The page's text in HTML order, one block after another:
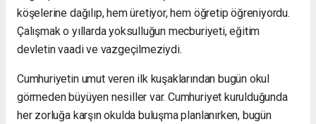
köşelerine dağılıp, hem üretiyor, hem öğretip öğreniyordu.
Çalışmak o yıllarda yoksulluğun mecburiyeti, eğitim
devletin vaadi ve vazgeçilmeziydi.
Cumhuriyetin umut veren ilk kuşaklarından bugün okul
görmeden büyüyen nesiller var. Cumhuriyet kurulduğunda
her zorluğa karşın okulda buluşma planlanırken, bugün